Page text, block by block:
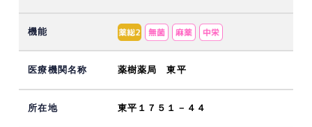
薬樹薬局 東平
東平１７５１－４４